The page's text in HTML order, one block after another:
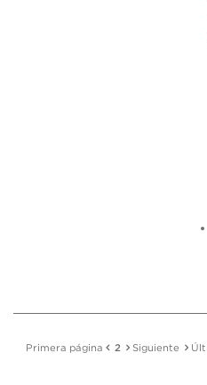
Primera página 2 Siguiente